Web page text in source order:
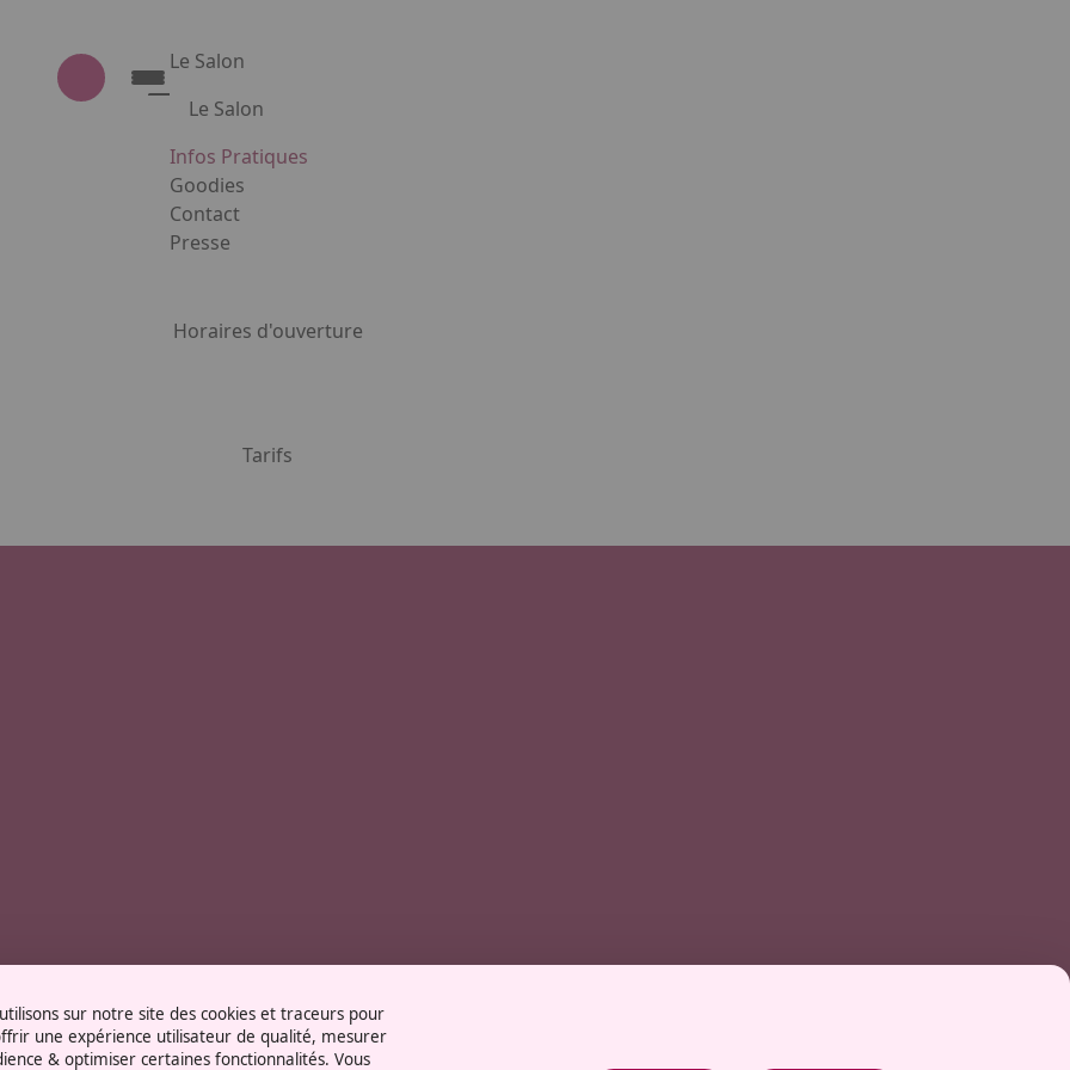
Le Salon
Le Salon
Découvrez le Salon Creativa
Découvrez le Salon Gourmet - Chocolat
Creativa et Gourmet Chocolat en images
Infos Pratiques
Goodies
Contact
Presse
Horaires d'ouverture
Tarifs
sur notre site des cookies et traceurs pour
une expérience utilisateur de qualité, mesurer
& optimiser certaines fonctionnalités. Vous